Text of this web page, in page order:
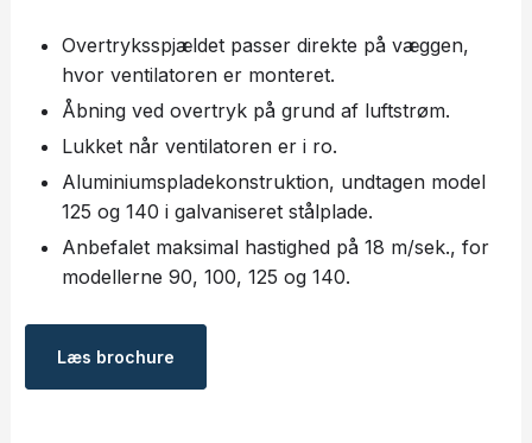
Overtryksspjældet passer direkte på væggen,
hvor ventilatoren er monteret.
Åbning ved overtryk på grund af luftstrøm.
Lukket når ventilatoren er i ro.
Aluminiumspladekonstruktion, undtagen model
125 og 140 i galvaniseret stålplade.
Anbefalet maksimal hastighed på 18 m/sek., for
modellerne 90, 100, 125 og 140.
Læs ​brochure